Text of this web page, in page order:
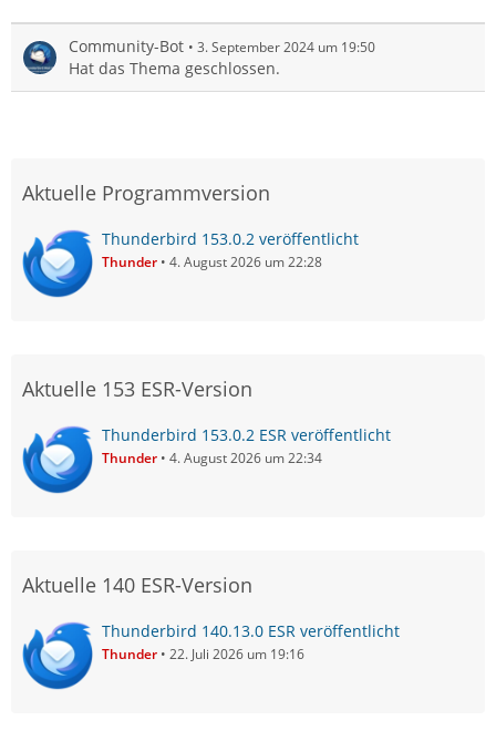
Community-Bot 3. September 2024 um 19:50
Hat das Thema geschlossen.
Aktuelle Programmversion
Thunderbird 153.0.2 veröffentlicht
Thunder 4. August 2026 um 22:28
Aktuelle 153 ESR-Version
Thunderbird 153.0.2 ESR veröffentlicht
Thunder 4. August 2026 um 22:34
Aktuelle 140 ESR-Version
Thunderbird 140.13.0 ESR veröffentlicht
Thunder 22. Juli 2026 um 19:16